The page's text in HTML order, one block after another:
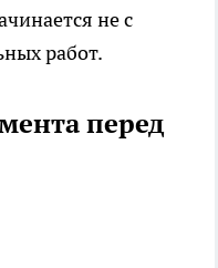
не с
работ.
перед